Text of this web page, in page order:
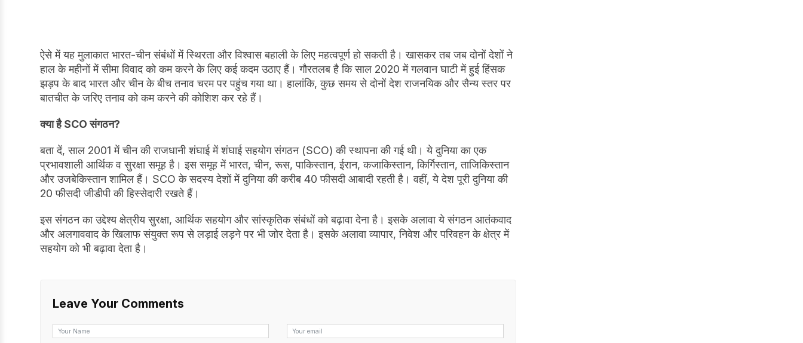
ऐसे में यह मुलाकात भारत-चीन संबंधों में स्थिरता और विश्वास बहाली के लिए महत्वपूर्ण हो सकती है। खासकर तब जब दोनों देशों ने
हाल के महीनों में सीमा विवाद को कम करने के लिए कई कदम उठाए हैं। गौरतलब है कि साल 2020 में गलवान घाटी में हुई हिंसक
झड़प के बाद भारत और चीन के बीच तनाव चरम पर पहुंच गया था। हालांकि, कुछ समय से दोनों देश राजनयिक और सैन्य स्तर पर
बातचीत के जरिए तनाव को कम करने की कोशिश कर रहे हैं।
क्या है SCO संगठन?
बता दें, साल 2001 में चीन की राजधानी शंघाई में शंघाई सहयोग संगठन (SCO) की स्थापना की गई थी। ये दुनिया का एक
प्रभावशाली आर्थिक व सुरक्षा समूह है। इस समूह में भारत, चीन, रूस, पाकिस्तान, ईरान, कजाकिस्तान, किर्गिस्तान, ताजिकिस्तान
और उजबेकिस्तान शामिल हैं। SCO के सदस्य देशों में दुनिया की करीब 40 फीसदी आबादी रहती है। वहीं, ये देश पूरी दुनिया की
20 फीसदी जीडीपी की हिस्सेदारी रखते हैं।
इस संगठन का उद्देश्य क्षेत्रीय सुरक्षा, आर्थिक सहयोग और सांस्कृतिक संबंधों को बढ़ावा देना है। इसके अलावा ये संगठन आतंकवाद
और अलगाववाद के खिलाफ संयुक्त रूप से लड़ाई लड़ने पर भी जोर देता है। इसके अलावा व्यापार, निवेश और परिवहन के क्षेत्र में
सहयोग को भी बढ़ावा देता है।
Leave Your Comments